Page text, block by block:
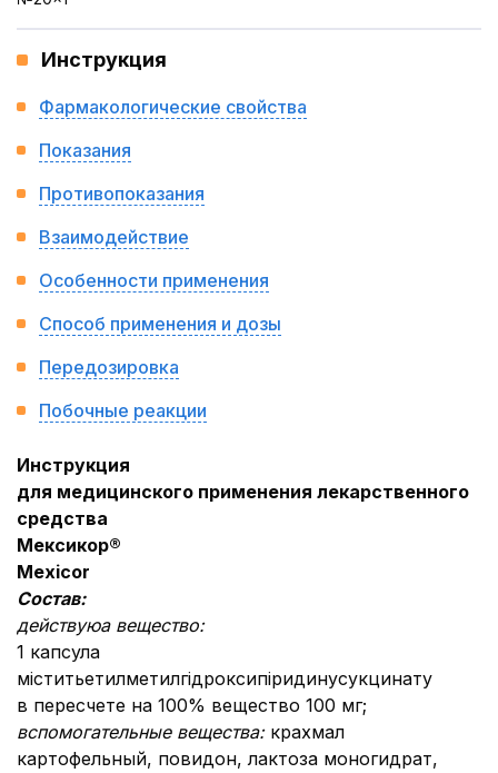
Инструкция
Фармакологические свойства
Показания
Противопоказания
Взаимодействие
Особенности применения
Способ применения и дозы
Передозировка
Побочные реакции
Инструкция
для медицинского применения лекарственного
средства
Мексикор®
Mexiсor
Состав:
действуюавещество:
1 капсула
міститьетилметилгідроксипіридинусукцинату
в пересчете на 100% вещество 100 мг;
вспомогательные вещества: крахмал
картофельный, повидон, лактоза моногидрат,